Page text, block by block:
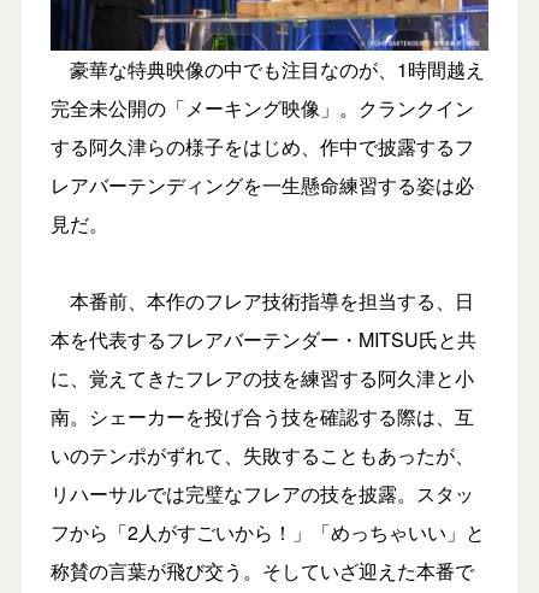
豪華な特典映像の中でも注目なのが、1時間越え
完全未公開の「メーキング映像」。クランクイン
する阿久津らの様子をはじめ、作中で披露するフ
レアバーテンディングを一生懸命練習する姿は必
見だ。
本番前、本作のフレア技術指導を担当する、日
本を代表するフレアバーテンダー・MITSU氏と共
に、覚えてきたフレアの技を練習する阿久津と小
南。シェーカーを投げ合う技を確認する際は、互
いのテンポがずれて、失敗することもあったが、
リハーサルでは完璧なフレアの技を披露。スタッ
フから「2人がすごいから！」「めっちゃいい」と
称賛の言葉が飛び交う。そしていざ迎えた本番で